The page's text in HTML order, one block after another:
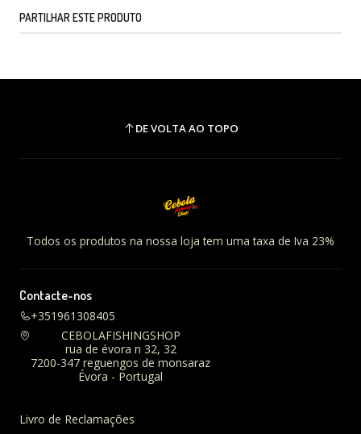
PARTILHAR ESTE PRODUTO
DE VOLTA AO TOPO
Todos os produtos na nossa loja tem uma taxa de Iva 23%
Contacte-nos
+351961308405
CEBOLAFISHINGSHOP
rua de évora n 32, 32
7200-347 reguengos de monsaraz
Évora - Portugal
Livro de Reclamações